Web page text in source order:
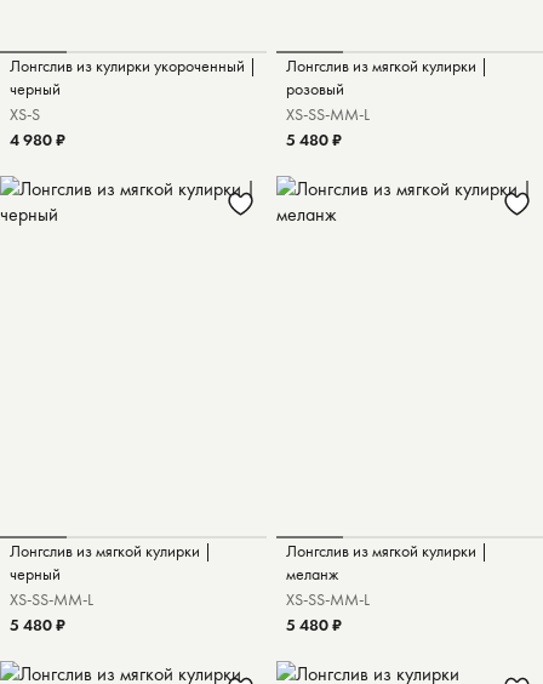
Лонгслив из кулирки укороченный |
черный
XS-S
4 980 ₽
Лонгслив из мягкой кулирки |
розовый
XS-SS-MM-L
5 480 ₽
Лонгслив из мягкой кулирки |
черный
XS-SS-MM-L
5 480 ₽
Лонгслив из мягкой кулирки |
меланж
XS-SS-MM-L
5 480 ₽